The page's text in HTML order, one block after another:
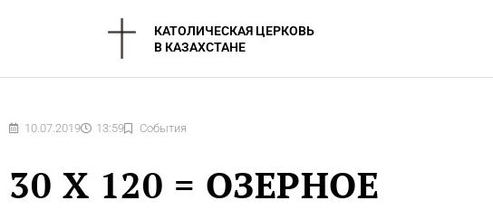
содержимому
КАТОЛИЧЕСКАЯ ЦЕРКОВЬ
В КАЗАХСТАНЕ
10.07.2019 13:59 События
30 Х 120 = ОЗЕРНОЕ